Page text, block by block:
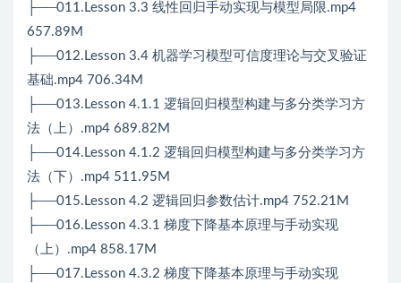
├──011.Lesson 3.3 线性回归手动实现与模型局限.mp4
657.89M
├──012.Lesson 3.4 机器学习模型可信度理论与交叉验证
基础.mp4 706.34M
├──013.Lesson 4.1.1 逻辑回归模型构建与多分类学习方
法（上）.mp4 689.82M
├──014.Lesson 4.1.2 逻辑回归模型构建与多分类学习方
法（下）.mp4 511.95M
├──015.Lesson 4.2 逻辑回归参数估计.mp4 752.21M
├──016.Lesson 4.3.1 梯度下降基本原理与手动实现
（上）.mp4 858.17M
├──017.Lesson 4.3.2 梯度下降基本原理与手动实现